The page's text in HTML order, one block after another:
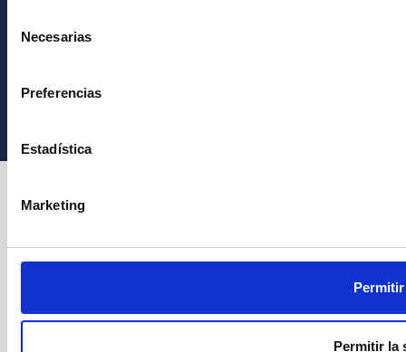
Necesarias
Preferencias
Estadística
Marketing
Permitir la